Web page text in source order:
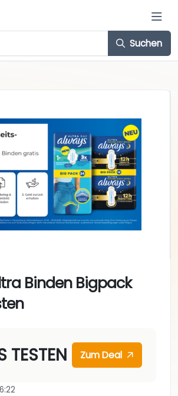
Suchen
Binden Bigpack
TESTEN Zum Deal